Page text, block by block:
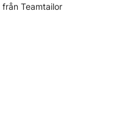
från Teamtailor